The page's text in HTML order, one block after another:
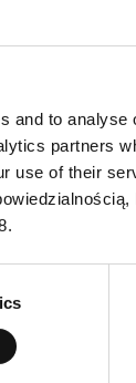
and to
partners
use of their